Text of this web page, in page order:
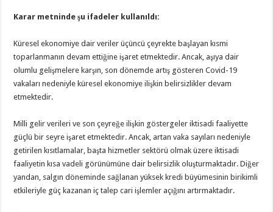
Karar metninde şu ifadeler kullanıldı:
Küresel ekonomiye dair veriler üçüncü çeyrekte başlayan kısmi
toparlanmanın devam ettiğine işaret etmektedir. Ancak, aşıya dair
olumlu gelişmelere karşın, son dönemde artış gösteren Covid-19
vakaları nedeniyle küresel ekonomiye ilişkin belirsizlikler devam
etmektedir.
Milli gelir verileri ve son çeyreğe ilişkin göstergeler iktisadi faaliyette
güçlü bir seyre işaret etmektedir. Ancak, artan vaka sayıları nedeniyle
getirilen kısıtlamalar, başta hizmetler sektörü olmak üzere iktisadi
faaliyetin kısa vadeli görünümüne dair belirsizlik oluşturmaktadır. Diğer
yandan, salgın döneminde sağlanan yüksek kredi büyümesinin birikimli
etkileriyle güç kazanan iç talep cari işlemler açığını artırmaktadır.